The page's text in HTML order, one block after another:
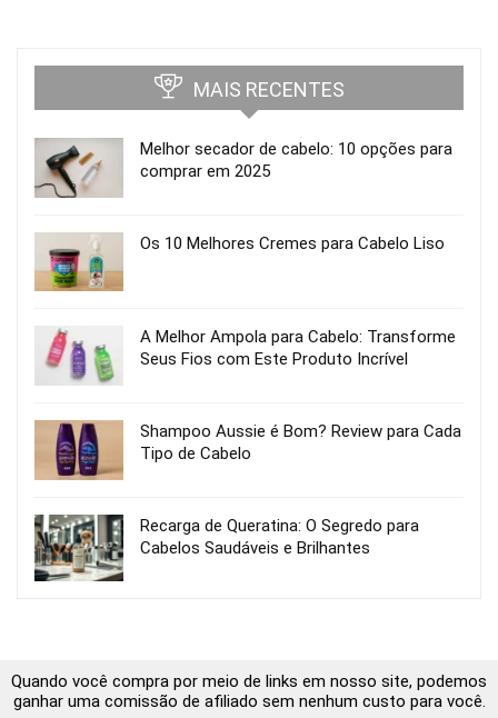
MAIS RECENTES
Melhor secador de cabelo: 10 opções para
comprar em 2025
Os 10 Melhores Cremes para Cabelo Liso
A Melhor Ampola para Cabelo: Transforme
Seus Fios com Este Produto Incrível
Shampoo Aussie é Bom? Review para Cada
Tipo de Cabelo
Recarga de Queratina: O Segredo para
Cabelos Saudáveis e Brilhantes
Quando você compra por meio de links em nosso site, podemos
ganhar uma comissão de afiliado sem nenhum custo para você.